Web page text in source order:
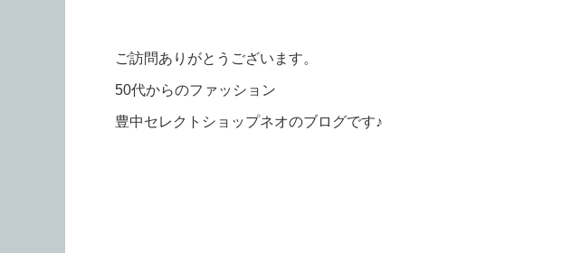
ご訪問ありがとうございます。
50代からのファッション
豊中セレクトショップネオのブログです♪